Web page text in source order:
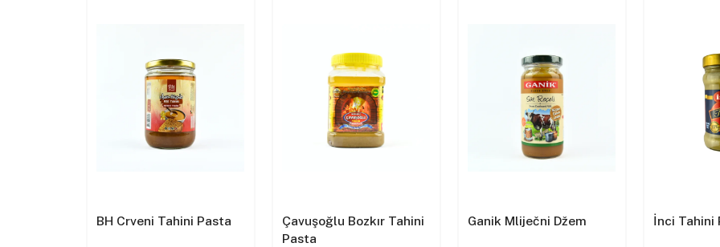
BH Crveni Tahini Pasta
Çavuşoğlu Bozkır Tahini
Pasta
Ganik Mliječni Džem İnci Tahini